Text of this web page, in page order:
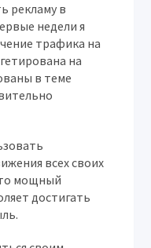
рекламу в
недели я
трафика на
на
в теме
всех своих
мощный
достигать